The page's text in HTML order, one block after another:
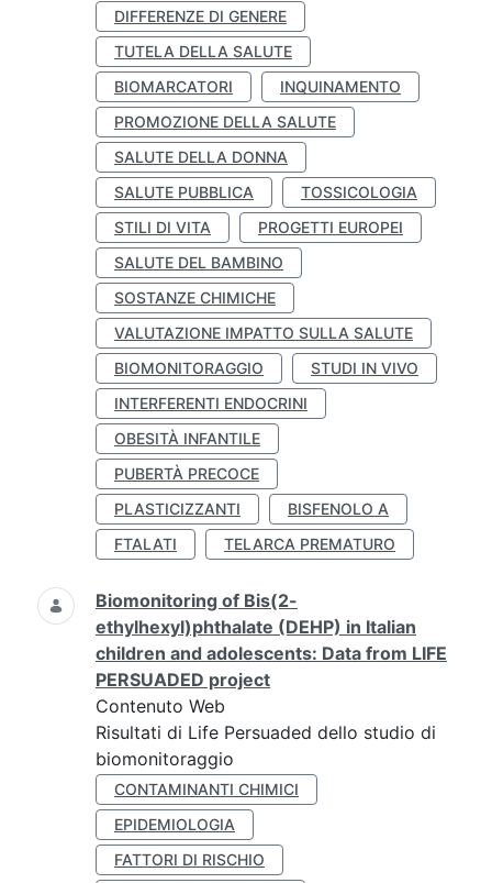
DIFFERENZE DI GENERE
TUTELA DELLA SALUTE
BIOMARCATORI
INQUINAMENTO
PROMOZIONE DELLA SALUTE
SALUTE DELLA DONNA
SALUTE PUBBLICA
TOSSICOLOGIA
STILI DI VITA
PROGETTI EUROPEI
SALUTE DEL BAMBINO
SOSTANZE CHIMICHE
VALUTAZIONE IMPATTO SULLA SALUTE
BIOMONITORAGGIO
STUDI IN VIVO
INTERFERENTI ENDOCRINI
OBESITÀ INFANTILE
PUBERTÀ PRECOCE
PLASTICIZZANTI
BISFENOLO A
FTALATI
TELARCA PREMATURO
Biomonitoring of Bis(2-
ethylhexyl)phthalate (DEHP) in Italian
children and adolescents: Data from LIFE
PERSUADED project
Contenuto Web
Risultati di Life Persuaded dello studio di
biomonitoraggio
CONTAMINANTI CHIMICI
EPIDEMIOLOGIA
FATTORI DI RISCHIO